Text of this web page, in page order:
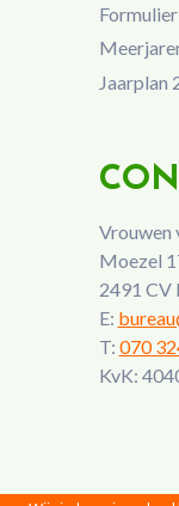
Jaarplan
Vrouwen
Moezel
2491 CV
E:
T: 070
KvK: